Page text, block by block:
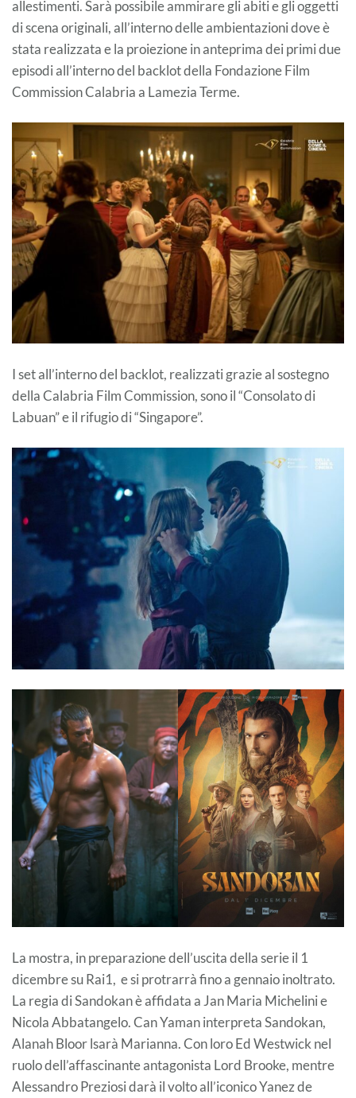
allestimenti. Sarà possibile ammirare gli abiti e gli oggetti
di scena originali, all’interno delle ambientazioni dove è
stata realizzata e la proiezione in anteprima dei primi due
episodi all’interno del backlot della Fondazione Film
Commission Calabria a Lamezia Terme.
I set all’interno del backlot, realizzati grazie al sostegno
della Calabria Film Commission, sono il “Consolato di
Labuan” e il rifugio di “Singapore”.
La mostra, in preparazione dell’uscita della serie il 1
dicembre su Rai1, e si protrarrà fino a gennaio inoltrato.
La regia di Sandokan è affidata a Jan Maria Michelini e
Nicola Abbatangelo. Can Yaman interpreta Sandokan,
Alanah Bloor lsarà Marianna. Con loro Ed Westwick nel
ruolo dell’affascinante antagonista Lord Brooke, mentre
Alessandro Preziosi darà il volto all’iconico Yanez de